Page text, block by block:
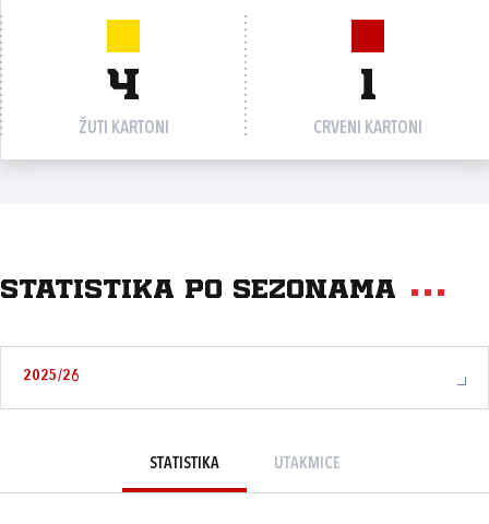
4
ŽUTI KARTONI
1
CRVENI KARTONI
Statistika po sezonama
2025/26
STATISTIKA UTAKMICE